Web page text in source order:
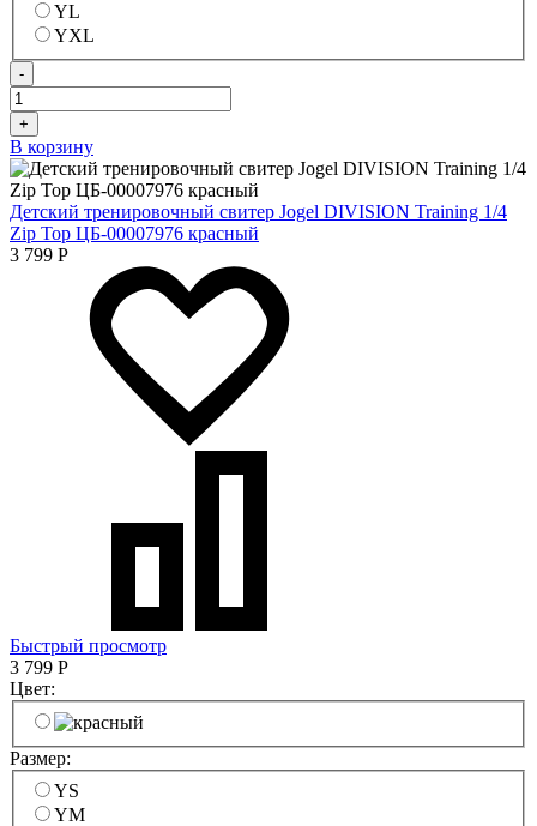
YL
YXL
-
+
В корзину
Детский тренировочный свитер Jogel DIVISION Training 1/4
Zip Top ЦБ-00007976 красный
3 799 Р
Быстрый просмотр
3 799 Р
Цвет:
Размер:
YS
YM